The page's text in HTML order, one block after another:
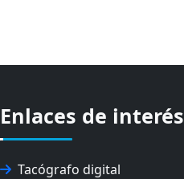
Enlaces de interés
Tacógrafo digital